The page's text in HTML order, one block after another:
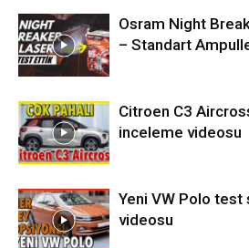
Osram Night
– Standart
Citroen C3
inceleme videosu
Yeni VW Polo test
videosu